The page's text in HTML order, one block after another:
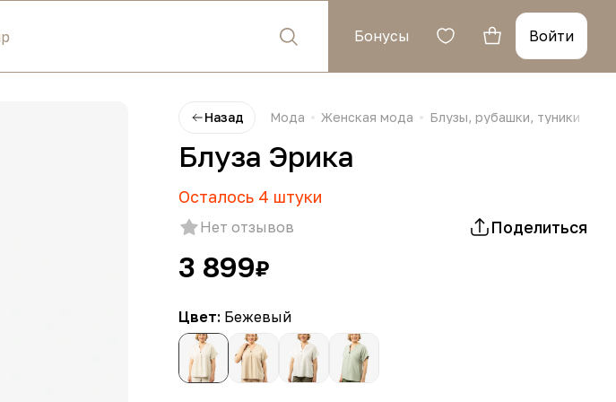
Бонусы Войти
Назад Мода Женская мода Блузы, рубашки, туники
Блуза Эрика
Осталось 4 штуки
Нет отзывов Поделиться
3 899₽
Цвет: Бежевый